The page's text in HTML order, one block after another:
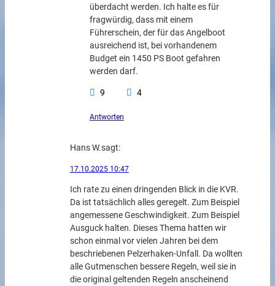
überdacht werden. Ich halte es für
fragwürdig, dass mit einem
Führerschein, der für das Angelboot
ausreichend ist, bei vorhandenem
Budget ein 1450 PS Boot gefahren
werden darf.
9 4
Antworten
Hans W.sagt:
17.10.2025 10:47
Ich rate zu einen dringenden Blick in die KVR.
Da ist tatsächlich alles geregelt. Zum Beispiel
angemessene Geschwindigkeit. Zum Beispiel
Ausguck halten. Dieses Thema hatten wir
schon einmal vor vielen Jahren bei dem
beschriebenen Pelzerhaken-Unfall. Da wollten
alle Gutmenschen bessere Regeln, weil sie in
die original geltenden Regeln anscheinend